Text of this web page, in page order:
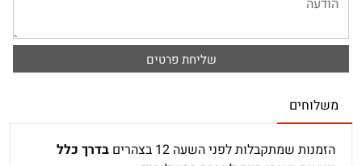
משלוחים
הזמנות שמתקבלות לפני השעה 12 בצהרים
בדרך כלל